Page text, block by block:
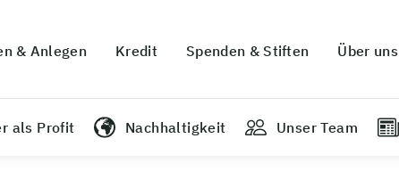
& Anlegen Kredit Spenden & Stiften Über uns
als Profit Nachhaltigkeit Unser Team